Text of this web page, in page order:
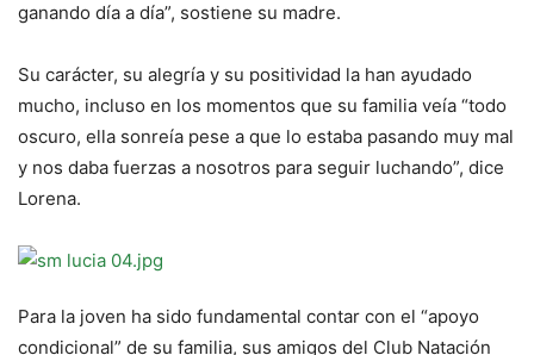
ganando día a día”, sostiene su madre.
Su carácter, su alegría y su positividad la han ayudado
mucho, incluso en los momentos que su familia veía “todo
oscuro, ella sonreía pese a que lo estaba pasando muy mal
y nos daba fuerzas a nosotros para seguir luchando”, dice
Lorena.
Para la joven ha sido fundamental contar con el “apoyo
condicional” de su familia, sus amigos del Club Natación